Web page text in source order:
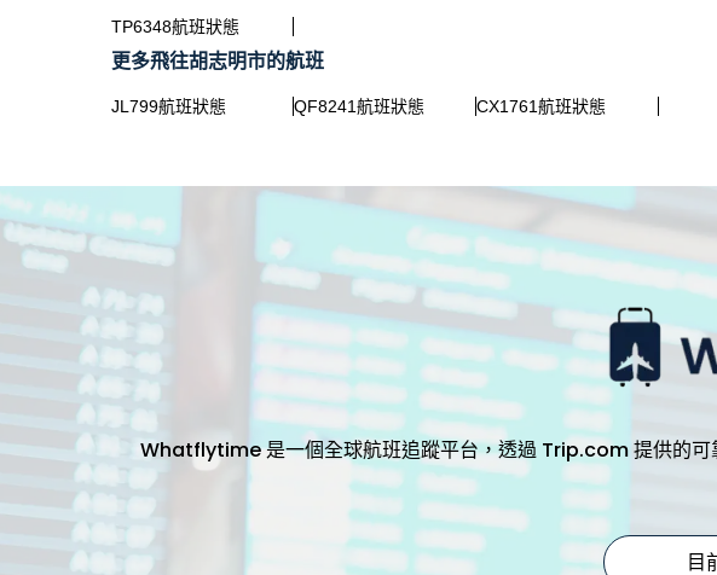
TP6348航班狀態
更多飛往胡志明市的航班
JL799航班狀態 QF8241航班狀態 CX1761航班狀態
Whatflytime 是一個全球航班追蹤平台，透過 Trip.com 提供的可
目